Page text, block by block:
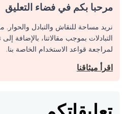
مرحبا بكم في فضاء التعليق
نريد مساحة للنقاش والتبادل
التبادلات بموجب مقالاتنا، بالإضافة
لمراجعة قواعد الاستخدام الخاصة بنا.
اقرأ ميثاقنا